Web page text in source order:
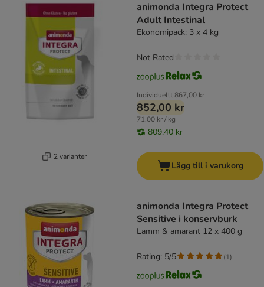
2 varianter
animonda Integra Protect
Adult Intestinal
Ekonomipack: 3 x 4 kg
Individuellt867,00 kr
852,00 kr
71,00 kr / kg
809,40 kr
Not Rated
Lägg till i varukorg
animonda Integra Protect
Sensitive i konservburk
Lamm & amarant 12 x 400 g
Rating: 5/5 (1)